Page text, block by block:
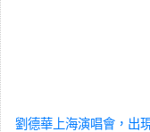
劉德華上海演唱會，出